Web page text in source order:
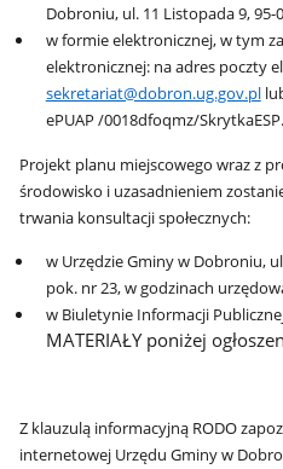
Dobroniu, ul. 11 Listopada 9, 95-
w formie elektronicznej, w tym
elektronicznej: na adres poczty
sekretariat@dobron.ug.gov.pl
ePUAP /0018dfoqmz/SkrytkaESP.
Projekt planu miejscowego wraz z
środowisko i uzasadnieniem
trwania konsultacji społecznych:
w Urzędzie Gminy w Dobroniu,
pok. nr 23, w godzinach
w Biuletynie Informacji
MATERIAŁY poniżej
Z klauzulą informacyjną RODO
internetowej Urzędu Gminy w